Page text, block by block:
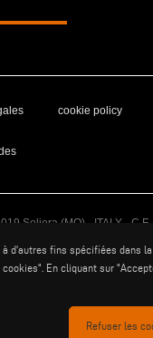
cookie policy
Soliera (MO) - ITALY - C.F
d'autres fins spécifiées dans
En cliquant sur
Refuser les